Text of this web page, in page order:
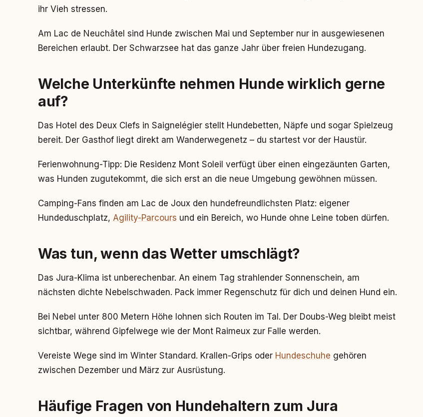
ihr Vieh stressen.
Am Lac de Neuchâtel sind Hunde zwischen Mai und September nur in ausgewiesenen
Bereichen erlaubt. Der Schwarzsee hat das ganze Jahr über freien Hundezugang.
Welche Unterkünfte nehmen Hunde wirklich gerne
auf?
Das Hotel des Deux Clefs in Saignelégier stellt Hundebetten, Näpfe und sogar Spielzeug
bereit. Der Gasthof liegt direkt am Wanderwegenetz – du startest vor der Haustür.
Ferienwohnung-Tipp: Die Residenz Mont Soleil verfügt über einen eingezäunten Garten,
was Hunden zugutekommt, die sich erst an die neue Umgebung gewöhnen müssen.
Camping-Fans finden am Lac de Joux den hundefreundlichsten Platz: eigener
Hundeduschplatz, Agility-Parcours und ein Bereich, wo Hunde ohne Leine toben dürfen.
Was tun, wenn das Wetter umschlägt?
Das Jura-Klima ist unberechenbar. An einem Tag strahlender Sonnenschein, am
nächsten dichte Nebelschwaden. Pack immer Regenschutz für dich und deinen Hund ein.
Bei Nebel unter 800 Metern Höhe lohnen sich Routen im Tal. Der Doubs-Weg bleibt meist
sichtbar, während Gipfelwege wie der Mont Raimeux zur Falle werden.
Vereiste Wege sind im Winter Standard. Krallen-Grips oder Hundeschuhe gehören
zwischen Dezember und März zur Ausrüstung.
Häufige Fragen von Hundehaltern zum Jura